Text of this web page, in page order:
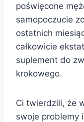
poświęcone
samopoczucie
ostatnich
całkowicie
suplement do
krokowego.
Ci twierdzili, że
swoje problemy